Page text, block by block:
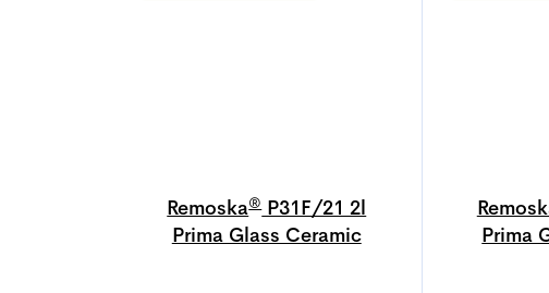
Remoska®P31F/21 2l
Prima Glass Ceramic
Prima